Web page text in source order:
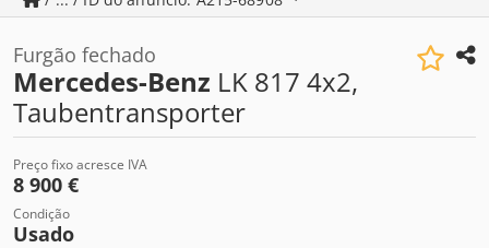
Furgão fechado
Mercedes-Benz LK 817 4x2,
Taubentransporter
Preço fixo acresce IVA
8 900 €
Condição
Usado